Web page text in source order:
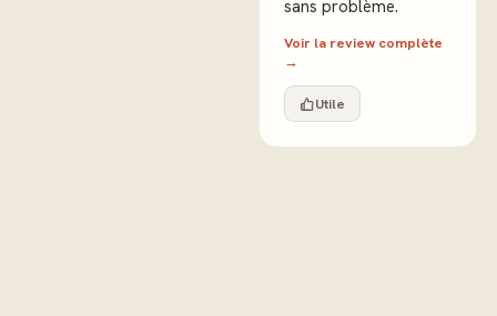
sans problème.
Voir la review complète
→
Utile